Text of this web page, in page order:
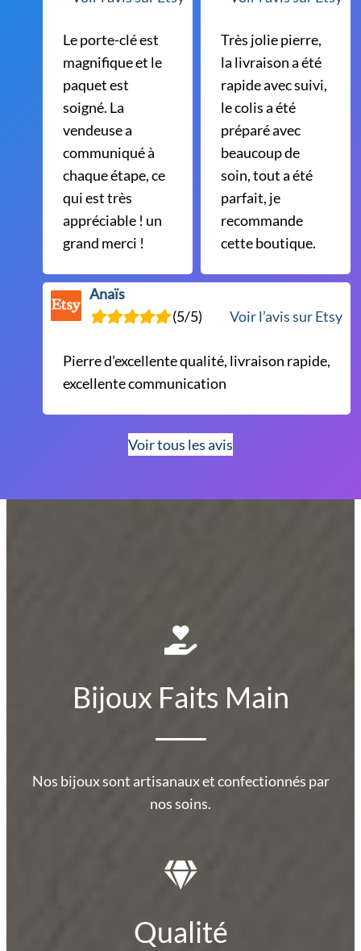
Le porte-clé est
magnifique et le
paquet est
soigné. La
vendeuse a
communiqué à
chaque étape, ce
qui est très
appréciable ! un
grand merci !
Très jolie pierre,
la livraison a été
rapide avec suivi,
le colis a été
préparé avec
beaucoup de
soin, tout a été
parfait, je
recommande
cette boutique.
Anaïs
(5/5)
Voir l’avis sur Etsy
Pierre d’excellente qualité, livraison rapide,
excellente communication
Voir tous les avis
Bijoux Faits Main
Nos bijoux sont artisanaux et confectionnés par
nos soins.
Qualité